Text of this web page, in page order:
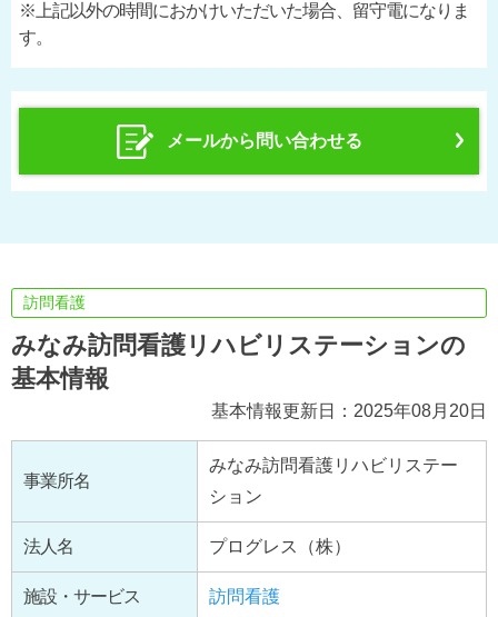
※上記以外の時間におかけいただいた場合、留守電になりま
す。
メールから問い合わせる
訪問看護
みなみ訪問看護リハビリステーションの
基本情報
基本情報更新日：2025年08月20日
事業所名
みなみ訪問看護リハビリステー
ション
法人名 プログレス（株）
施設・サービス 訪問看護